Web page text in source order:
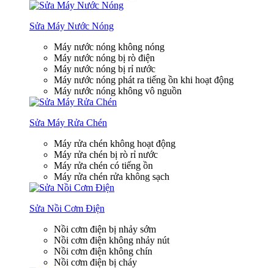
Sửa Máy Nước Nóng
Máy nước nóng không nóng
Máy nước nóng bị rò điện
Máy nước nóng bị rỉ nước
Máy nước nóng phát ra tiếng ồn khi hoạt động
Máy nước nóng không vô nguồn
Sửa Máy Rửa Chén
Máy rửa chén không hoạt động
Máy rửa chén bị rò rỉ nước
Máy rửa chén có tiếng ồn
Máy rửa chén rửa không sạch
Sửa Nồi Cơm Điện
Nồi cơm điện bị nhảy sớm
Nồi cơm điện không nhảy nút
Nồi cơm điện không chín
Nồi cơm điện bị cháy